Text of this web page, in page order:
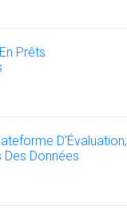
Prêts
D’Évaluation,
Des Données